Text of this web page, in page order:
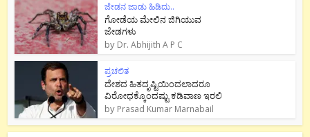
ಜೇಡನ ಜಾಡು ಹಿಡಿದು..
ಗೋಡೆಯ ಮೇಲಿನ ಜಿಗಿಯುವ
ಜೇಡಗಳು
by Dr. Abhijith A P C
ಪ್ರಚಲಿತ
ದೇಶದ ಹಿತದೃಷ್ಟಿಯಿಂದಲಾದರೂ
ವಿರೋಧಕ್ಕೊಂದಷ್ಟು ಕಡಿವಾಣ ಇರಲಿ
by Prasad Kumar Marnabail